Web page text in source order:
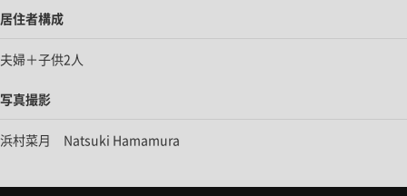
居住者構成
夫婦＋子供2人
写真撮影
浜村菜月 Natsuki Hamamura